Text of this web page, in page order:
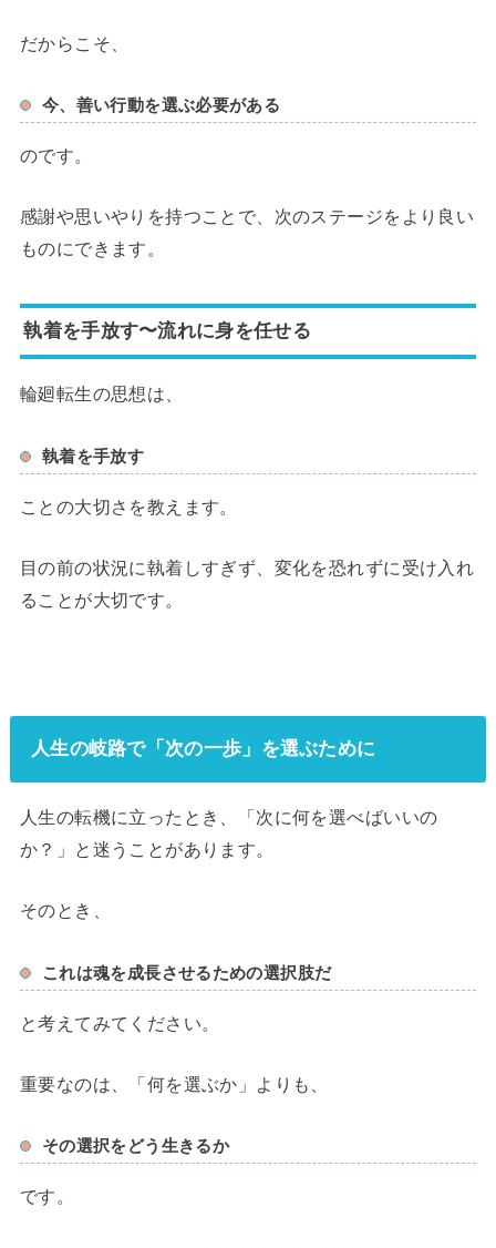
だからこそ、
今、善い行動を選ぶ必要がある
のです。
感謝や思いやりを持つことで、次のステージをより良い
ものにできます。
執着を手放す〜流れに身を任せる
輪廻転生の思想は、
執着を手放す
ことの大切さを教えます。
目の前の状況に執着しすぎず、変化を恐れずに受け入れ
ることが大切です。
人生の岐路で「次の一歩」を選ぶために
人生の転機に立ったとき、「次に何を選べばいいの
か？」と迷うことがあります。
そのとき、
これは魂を成長させるための選択肢だ
と考えてみてください。
重要なのは、「何を選ぶか」よりも、
その選択をどう生きるか
です。